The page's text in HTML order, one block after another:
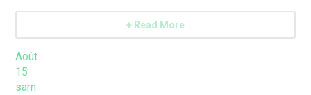
+ Read More
Août
15
sam